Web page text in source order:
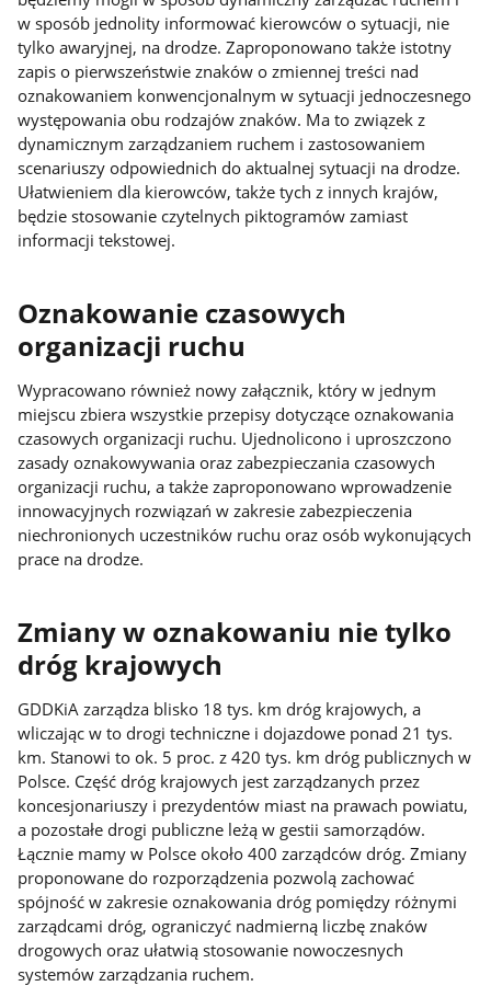
w sposób jednolity informować kierowców o sytuacji, nie
tylko awaryjnej, na drodze. Zaproponowano także istotny
zapis o pierwszeństwie znaków o zmiennej treści nad
oznakowaniem konwencjonalnym w sytuacji jednoczesnego
występowania obu rodzajów znaków. Ma to związek z
dynamicznym zarządzaniem ruchem i zastosowaniem
scenariuszy odpowiednich do aktualnej sytuacji na drodze.
Ułatwieniem dla kierowców, także tych z innych krajów,
będzie stosowanie czytelnych piktogramów zamiast
informacji tekstowej.
Oznakowanie czasowych
organizacji ruchu
Wypracowano również nowy załącznik, który w jednym
miejscu zbiera wszystkie przepisy dotyczące oznakowania
czasowych organizacji ruchu. Ujednolicono i uproszczono
zasady oznakowywania oraz zabezpieczania czasowych
organizacji ruchu, a także zaproponowano wprowadzenie
innowacyjnych rozwiązań w zakresie zabezpieczenia
niechronionych uczestników ruchu oraz osób wykonujących
prace na drodze.
Zmiany w oznakowaniu nie tylko
dróg krajowych
GDDKiA zarządza blisko 18 tys. km dróg krajowych, a
wliczając w to drogi techniczne i dojazdowe ponad 21 tys.
km. Stanowi to ok. 5 proc. z 420 tys. km dróg publicznych w
Polsce. Część dróg krajowych jest zarządzanych przez
koncesjonariuszy i prezydentów miast na prawach powiatu,
a pozostałe drogi publiczne leżą w gestii samorządów.
Łącznie mamy w Polsce około 400 zarządców dróg. Zmiany
proponowane do rozporządzenia pozwolą zachować
spójność w zakresie oznakowania dróg pomiędzy różnymi
zarządcami dróg, ograniczyć nadmierną liczbę znaków
drogowych oraz ułatwią stosowanie nowoczesnych
systemów zarządzania ruchem.